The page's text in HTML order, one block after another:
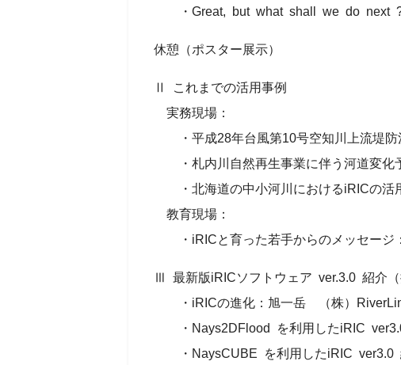
・Great, but what shall we do next ?
休憩（ポスター展示）
Ⅱ これまでの活用事例
実務現場：
・平成28年台風第10号空知川上流堤防
・札内川自然再生事業に伴う河道変化
・北海道の中小河川におけるiRICの活
教育現場：
・iRICと育った若手からのメッセージ
Ⅲ 最新版iRICソフトウェア ver.3.0 紹介（
・iRICの進化：旭一岳 （株）
・Nays2DFlood を利用したiRIC ver3.0
・NaysCUBE を利用したiRIC ver3.0